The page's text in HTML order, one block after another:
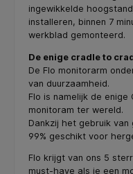
ingewikkelde
installeren, binnen 7
werkblad gemonteerd.
De enige cradle to
De Flo monitorarm
van duurzaamheid.
Flo is namelijk de
monitoram ter wereld.
Dankzij het gebruik
99% geschikt voor
Flo krijgt van ons 5
must-have als je een